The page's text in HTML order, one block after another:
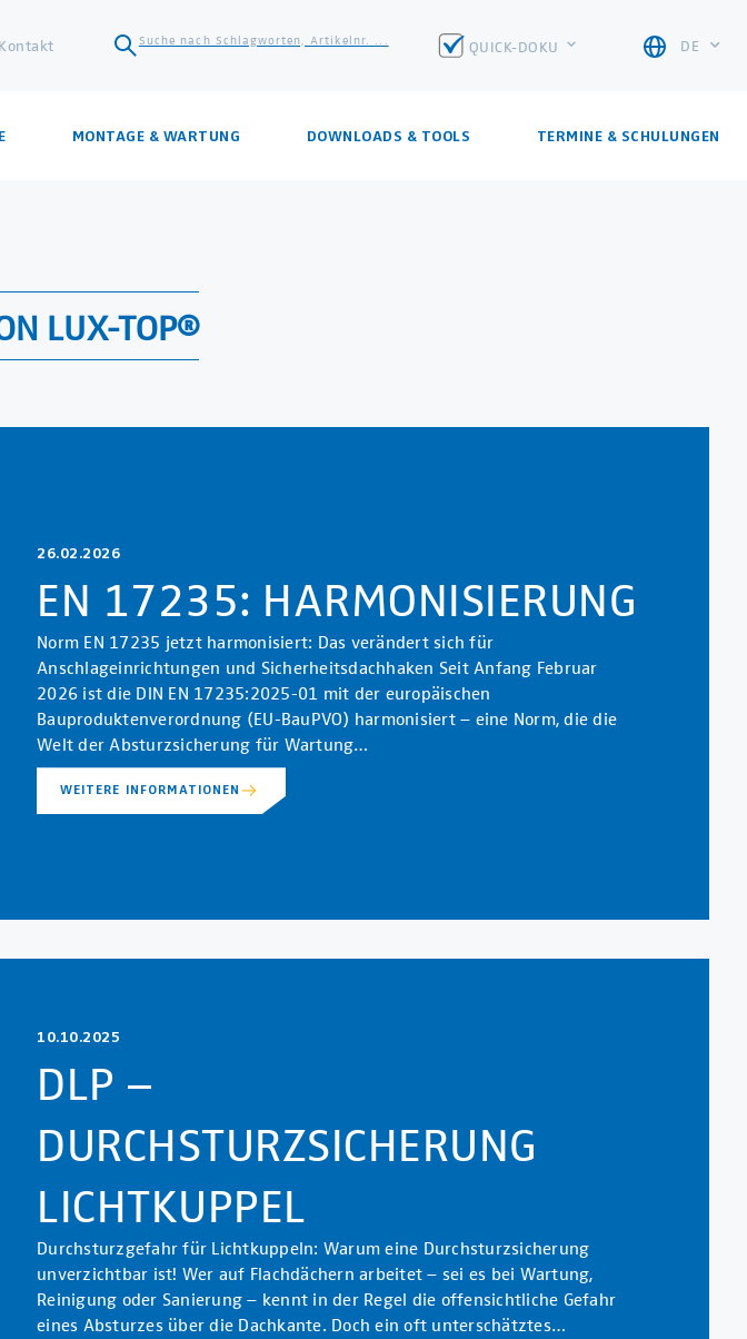
Kontakt Suche nach Schlagworten, Artikelnr. ... QUICK-DOKU DE
MONTAGE & WARTUNG DOWNLOADS & TOOLS TERMINE & SCHULUNGEN
LUX-TOP®
26.02.2026
EN 17235: HARMONISIERUNG
Norm EN 17235 jetzt harmonisiert: Das verändert sich für
Anschlageinrichtungen und Sicherheitsdachhaken Seit Anfang Februar
2026 ist die DIN EN 17235:2025-01 mit der europäischen
Bauproduktenverordnung (EU-BauPVO) harmonisiert – eine Norm, die die
Welt der Absturzsicherung für Wartung…
WEITERE INFORMATIONEN
10.10.2025
DLP –
DURCHSTURZSICHERUNG
LICHTKUPPEL
Durchsturzgefahr für Lichtkuppeln: Warum eine Durchsturzsicherung
unverzichtbar ist! Wer auf Flachdächern arbeitet – sei es bei Wartung,
Reinigung oder Sanierung – kennt in der Regel die offensichtliche Gefahr
eines Absturzes über die Dachkante. Doch ein oft unterschätztes…